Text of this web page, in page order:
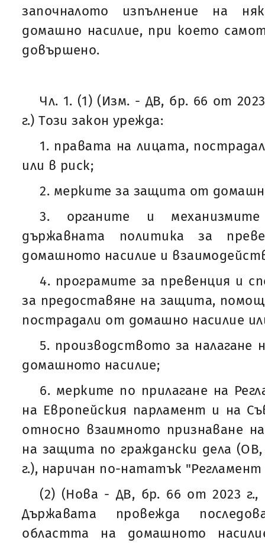
започналото изпълнение на
домашно насилие, при което
довършено.
Чл. 1. (1) (Изм. - ДВ, бр. 66 от
г.) Този закон урежда:
1. правата на лицата,
или в риск;
2. мерките за защита от
3. органите и
държавната политика за
домашното насилие и
4. програмите за превенция и
за предоставяне на защита,
пострадали от домашно насилие
5. производството за
домашното насилие;
6. мерките по прилагане на
на Европейския парламент и на
относно взаимното признаване
на защита по граждански дела
г.), наричан по-нататък
(2) (Нова - ДВ, бр. 66 от 2023 г.,
Държавата провежда
областта на домашното